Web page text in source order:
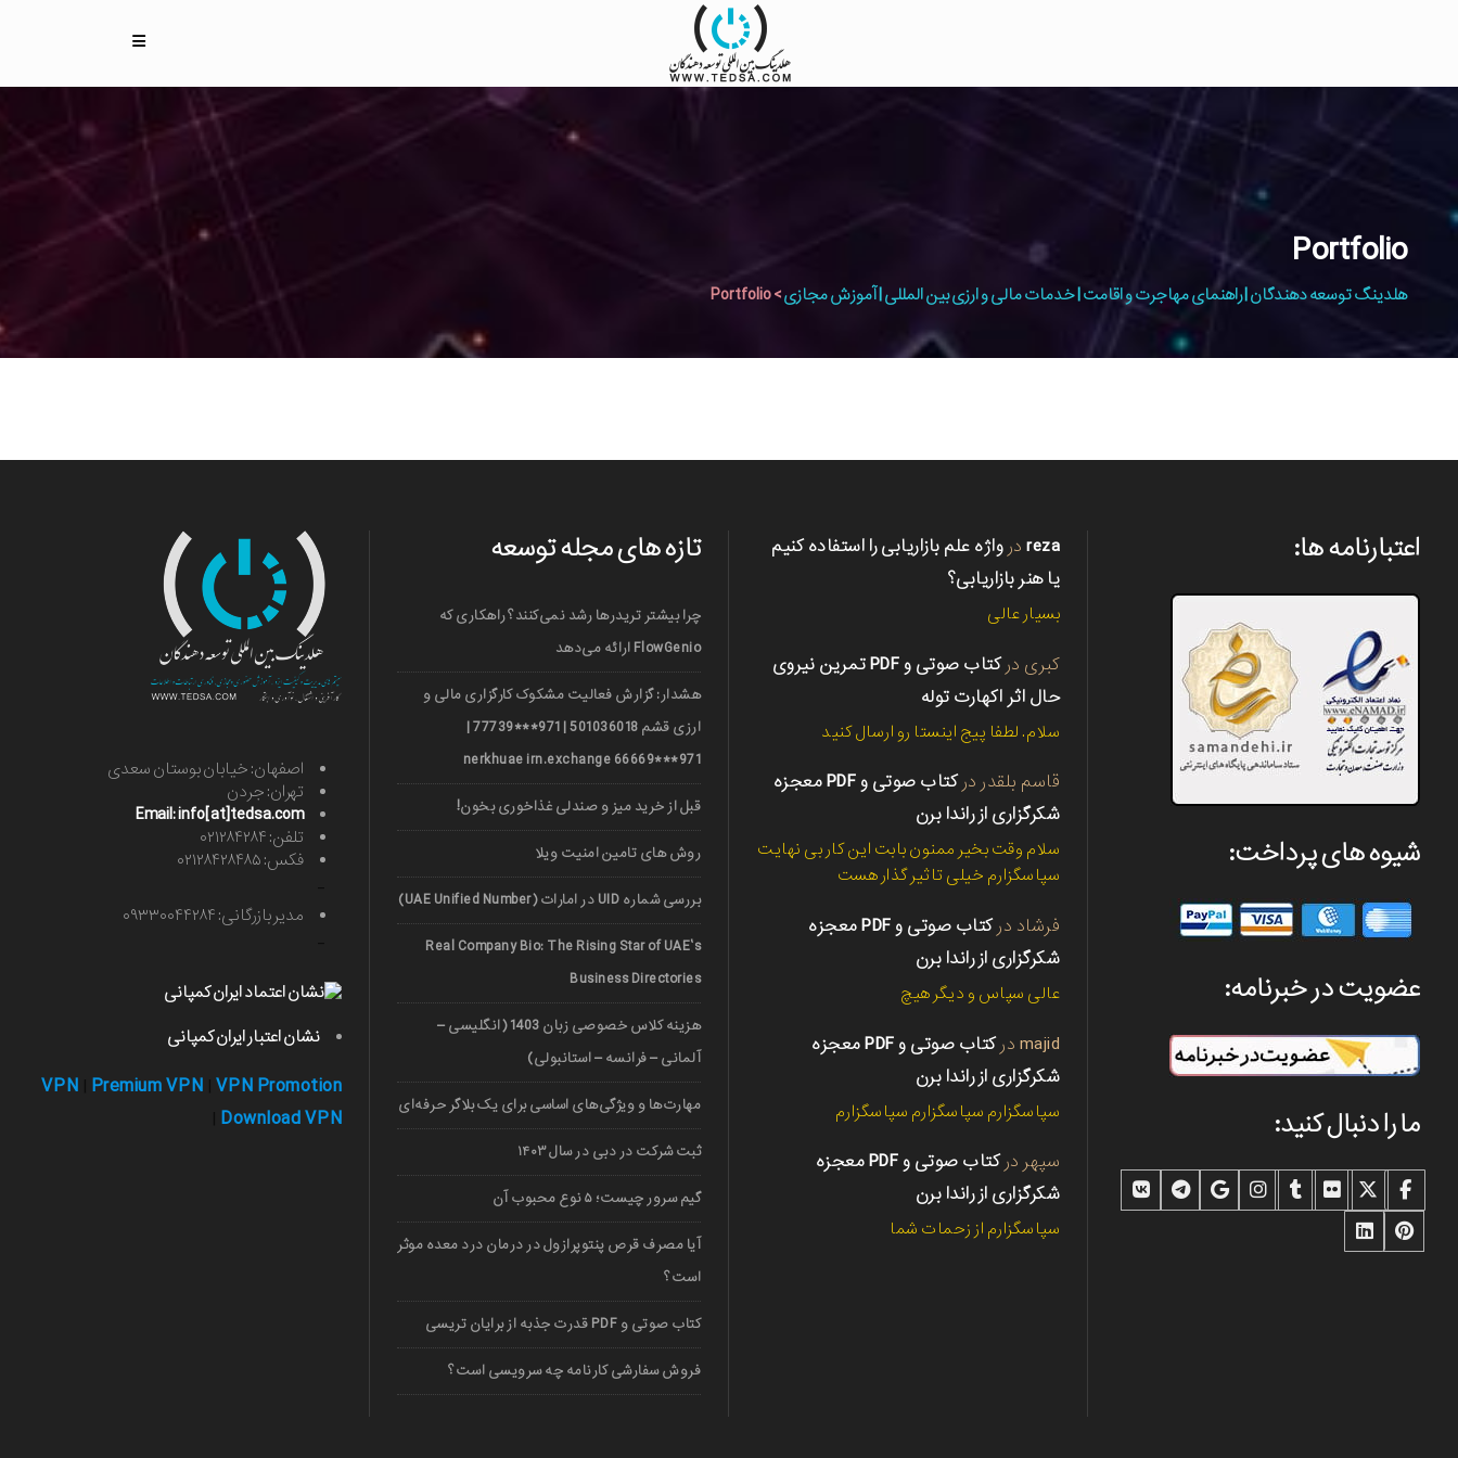
Portfolio
هلدینگ توسعه دهندگان | راهنمای مهاجرت و اقامت | خدمات مالی و ارزی بین المللی | آموزش مجازی>
Portfolio
اصفهان: خیابان بوستان سعدی
تهران: جردن
Email: info[at]tedsa.com
تلفن: ۰۲۱۲۸۴۲۸۴
فکس: ۰۲۱۲۸۴۲۸۴۸۵
مدیر بازرگانی: ۰۹۳۳۰۰۴۴۲۸۴
نشان اعتبار ایران کمپانی
VPN Premium VPN VPN Promotion
Download VPN
تازه های مجله توسعه
چرا بیشتر تریدرها رشد نمی‌کنند؟ راهکاری که
FlowGenio ارائه می‌دهد
هشدار: گزارش فعالیت مشکوک کارگزاری مالی و
ارزی قشم 501036018 | 971***77739 |
971***66669 nerkhuae irn.exchange
قبل از خرید میز و صندلی غذاخوری بخون!
روش های تامین امنیت ویلا
بررسی شماره UID در امارات (UAE Unified Number)
Real Company Bio: The Rising Star of UAE’s
Business Directories
هزینه کلاس خصوصی زبان 1403 (انگلیسی –
آلمانی – فرانسه – استانبولی)
مهارت‌ها و ویژگی‌های اساسی برای یک بلاگر حرفه‌ای
ثبت شرکت در دبی در سال ۱۴۰۳
گیم سرور چیست؛ ۵ نوع محبوب آن
آیا مصرف قرص پنتوپرازول در درمان درد معده موثر
است؟
کتاب صوتی و PDF قدرت جذبه از برایان تریسی
فروش سفارشی کارنامه چه سرویسی است؟
reza در واژه علم بازاریابی را استفاده کنیم
یا هنر بازاریابی؟
بسیار عالی
کبری در
کتاب صوتی و PDF تمرین نیروی
حال اثر اکهارت توله
سلام. لطفا پیج اینستا رو ارسال کنید
قاسم بلقدر در
کتاب صوتی و PDF معجزه
شکرگزاری از راندا برن
سلام وقت بخیر ممنون بابت این کار بی نهایت
سپاسگزارم خیلی تاثیر گذار هست
فرشاد در
کتاب صوتی و PDF معجزه
شکرگزاری از راندا برن
عالی سپاس و دیگر هیچ
majid در
کتاب صوتی و PDF معجزه
شکرگزاری از راندا برن
سپاسگزارم سپاسگزارم سپاسگزارم
سپهر در
کتاب صوتی و PDF معجزه
شکرگزاری از راندا برن
سپاسگزارم از زحمات شما
اعتبارنامه ها:
شیوه های پرداخت:
عضویت در خبرنامه:
ما را دنبال کنید: